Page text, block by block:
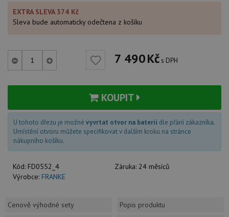
EXTRA SLEVA 374 Kč
Sleva bude automaticky odečtena z košíku
7 490Kč s DPH
KOUPIT
U tohoto dřezu je možné vyvrtat otvor na baterii dle přání zákazníka.
Umístění otvoru můžete specifikovat v dalším kroku na stránce
nákupního košíku.
Kód: FD0552_4 Záruka: 24 měsíců
Výrobce: FRANKE
Cenově výhodné sety
Popis produktu